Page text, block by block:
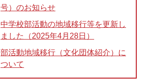
号）のお知らせ
中学校部活動の地域移行等を更新し
ました（2025年4月28日）
部活動地域移行（文化団体紹介）に
ついて